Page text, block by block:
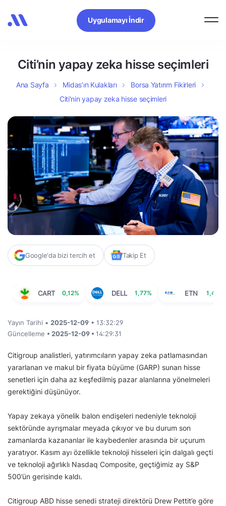
Uygulamayı İndir
Citi’nin yapay zeka hisse seçimleri
Ana Sayfa Midas’ın Kulakları
Borsa Yatırım Fikirleri
Citi’nin yapay zeka hisse seçimleri
Google'da bizi tercih et Takip Et
CART 0,12% DELL 1,77% ETN 1,40%
Yayın Tarihi • 2025-12-09 • 13:32:29
Güncelleme • 2025-12-09 • 14:29:31
Citigroup analistleri, yatırımcıların yapay zeka patlamasından
yararlanan ve makul bir fiyata büyüme (GARP) sunan hisse
senetleri için daha az keşfedilmiş pazar alanlarına yönelmeleri
gerektiğini düşünüyor.
Yapay zekaya yönelik balon endişeleri nedeniyle teknoloji
sektöründe ayrışmalar meyada çıkıyor ve bu durum son
zamanlarda kazananlar ile kaybedenler arasında bir uçurum
yaratıyor. Kasım ayı özellikle teknoloji hisseleri için dalgalı geçti
ve teknoloji ağırlıklı Nasdaq Composite, geçtiğimiz ay S&P
500’ün gerisinde kaldı.
Citigroup ABD hisse senedi strateji direktörü Drew Pettit’e göre